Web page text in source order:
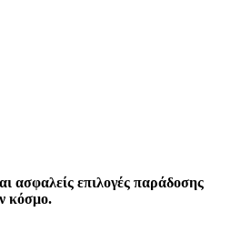
ασφαλείς επιλογές παράδοσης
κόσμο.